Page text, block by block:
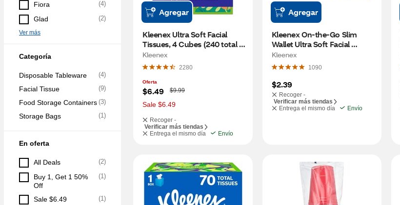
Fiora (4)
Glad (2)
Ver más
Categoría
Disposable Tableware (4)
Facial Tissue (9)
Food Storage Containers (3)
Storage Bags (1)
En oferta
All Deals (2)
Buy 1, Get 1 50%
Off
(1)
Sale $6.49 (1)
Agregar
Kleenex Ultra Soft Facial
Tissues, 4 Cubes (240 total
tissues)
Kleenex
2280
Oferta
$6.49
W
a
s
$9.99
Sale $6.49
Recoger -
Verificar más tiendas
Entrega el mismo día
Envío
Agregar
Kleenex On-the-Go Slim
Wallet Ultra Soft Facial
Tissues, 3 Packs (30 total
tissues)
Kleenex
1090
$2.39
Recoger -
Verificar más tiendas
Entrega el mismo día
Envío